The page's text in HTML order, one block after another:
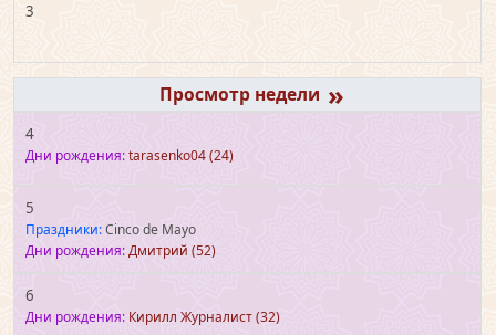
3
»
4
Дни рождения:tarasenko04(24)
5
Праздники:Cinco de Mayo
Дни рождения:Дмитрий (52)
6
Дни рождения: Кирилл Журналист(32)